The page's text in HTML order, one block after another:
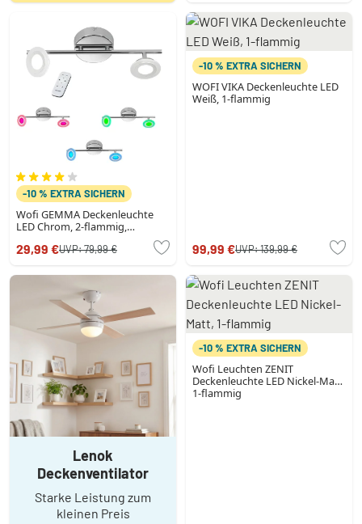
-10 % EXTRA SICHERN
Wofi GEMMA Deckenleuchte
LED Chrom, 2-flammig,
Fernbedienung, Farbwechsler
29,99 €UVP:79,99 €
-10 % EXTRA SICHERN
WOFI VIKA Deckenleuchte LED
Weiß, 1-flammig
99,99 €UVP:139,99 €
Lenok
Deckenventilator
Starke Leistung zum
kleinen Preis
-10 % EXTRA SICHERN
Wofi Leuchten ZENIT
Deckenleuchte LED Nickel-Matt,
1-flammig